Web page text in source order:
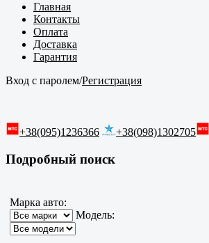
Главная
Контакты
Оплата
Доставка
Гарантия
Вход с паролем/Регистрация
+38(095)1236366 +38(098)1302705
Подробный поиск
Марка авто:
Модель: